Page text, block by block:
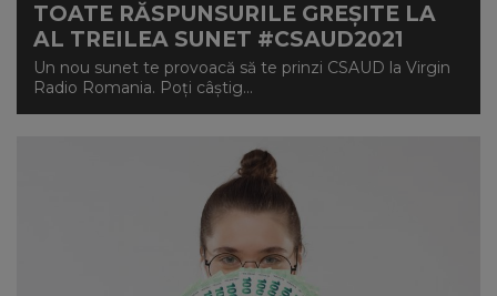
TOATE RĂSPUNSURILE GREȘITE LA
AL TREILEA SUNET #CSAUD2021
Un nou sunet te provoacă să te prinzi CSAUD la Virgin
Radio Romania. Poți câștig...